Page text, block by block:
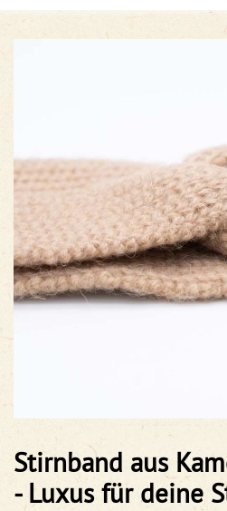
Stirnband aus
- Luxus für deine